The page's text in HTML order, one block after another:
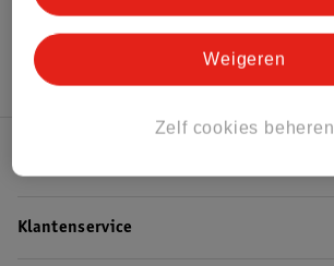
Klantenservice
Zelf cookies beheren
Weigeren